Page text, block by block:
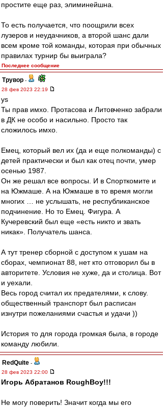
простите еще раз, элиминейшна.
То есть получается, что поощрили всех
лузеров и неудачников, а второй шанс дали
всем кроме той команды, которая при обычных
правилах турнир бы выиграла?
Последнее сообщение
Трувор -
28 фев 2023 22:19
ys
Ты прав имхо. Протасова и Литовченко забрали
в ДК не особо и насильно. Просто так
сложилось имхо.
Емец, который вел их (да и еще полкоманды) с
детей практически и был как отец почти, умер
осенью 1987.
Он же решал все вопросы. И в Спорткомите и
на Южмаше. А на Южмаше в то время могли
многих … не услышать, не республиканское
подчинение. Но то Емец. Фигура. А
Кучеревский был еще «есть никто и звать
никак». Получатель шанса.
А тут тренер сборной с доступом к ушам на
сборах, чемпионат 88, нет кто отговорил бы в
авторитете. Условия не хуже, да и столица. Вот
и уехали.
Весь город считал их предателями, к слову.
общественный транспорт был расписан
изнутри пожеланиями счастья и удачи ))
История то для города громкая была, в городе
команду любили.
RedQuite -
28 фев 2023 22:00
Игорь Абратанов RoughBoy!!!
Не могу поверить! Значит когда мы его